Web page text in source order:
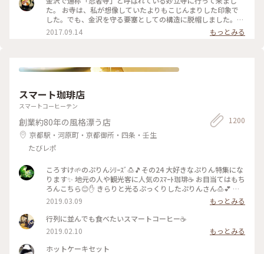
た。 お寺は、私が想像していたよりもこじんまりした印象で
した。でも、金沢を守る要塞としての構造に脱帽しました。
ちなみに、これはお寺の裏口にあたる場所です。人が多くて、
驚きで正面を撮影するのを忘れてしまいました(笑) 見学には予
2017.09.14 もっとみる
スマート珈琲店
スマートコーヒーテン
創業約80年の風格漂う店
京都駅・河原町・京都御所・四条・壬生
たびレポ
1200
ころすけ🌱のぷりんｼﾘｰｽﾞ🍮🎵その24 大好きなぷりん特集にな
ります✨ 地元の人や観光客に人気のｽﾏｰﾄ珈琲☕️ お目当てはもち
ろんこちら😊✋ きらりと光るぷっくりしたぷりんさん🍮💕 固
めで卵を感じる昔ながらのお味です😊ｶﾗﾒﾙｿｰｽはとても優しく
苦味がなくて美味しかった～(*´∀｀*)🎶 ｶﾞﾗｽのお皿もお店の
昭和ﾚﾄﾛな雰囲気にぴったり合っていました💓たまごｻﾝﾄﾞもﾎｯﾄ
ｹｰｷも美味しくて京都に来たらおすすめな喫茶店です🍴 #スマ
ート珈琲 #ぷりん #プリン #昔ながら #光る #レトロ #昭和レト
ロ #喫茶店 #お目当て #自家製 #京都 #ぷりんシリーズ
2019.03.09
もっとみる
行列に並んでも食べたいスマートコーヒー☕️
2019.02.10
もっとみる
ホットケーキセット